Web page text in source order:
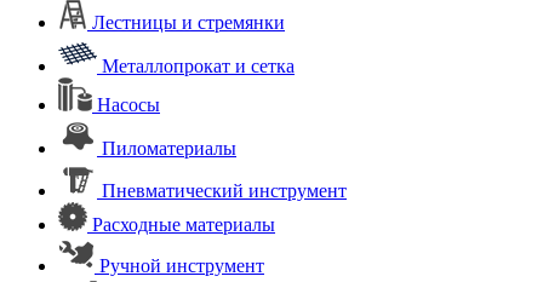
Лестницы и стремянки
Металлопрокат и сетка
Насосы
Пиломатериалы
Пневматический инструмент
Расходные материалы
Ручной инструмент